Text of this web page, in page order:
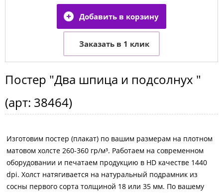
Постер "Два шпица и подсолнух "
(арт: 38464)
Изготовим постер (плакат) по вашим размерам на плотном
матовом холсте 260-360 гр/м³. Работаем на современном
оборудовании и печатаем продукцию в HD качестве 1440
dpi. Холст натягивается на натуральный подрамник из
сосны первого сорта толщиной 18 или 35 мм. По вашему